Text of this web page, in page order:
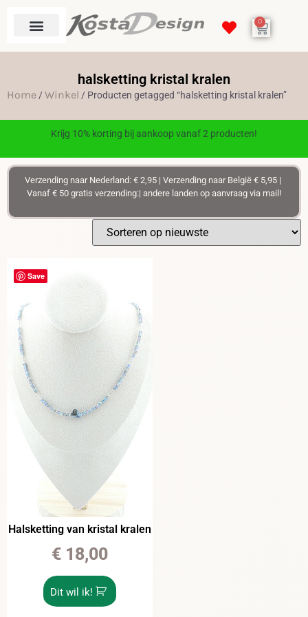
0
halsketting kristal kralen
Home /Winkel / Producten getagged “halsketting kristal kralen”
Krijg 10% korting bij aankoop vanaf 2 producten!
Verzending naar Nederland: € 2,95 | Verzending naar België € 5,95 |
Vanaf € 50 gratis verzending:| andere landen op aanvraag via mail!
Save
Halsketting van kristal kralen
€18,00
Dit wil ik!